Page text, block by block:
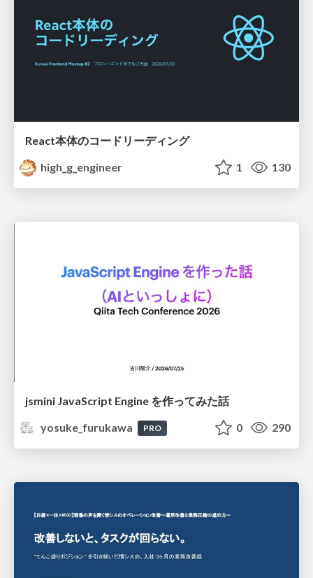
React本体のコードリーディング
high_g_engineer
1 130
jsmini JavaScript Engine を作ってみた話
yosuke_furukawa
PRO 0 290